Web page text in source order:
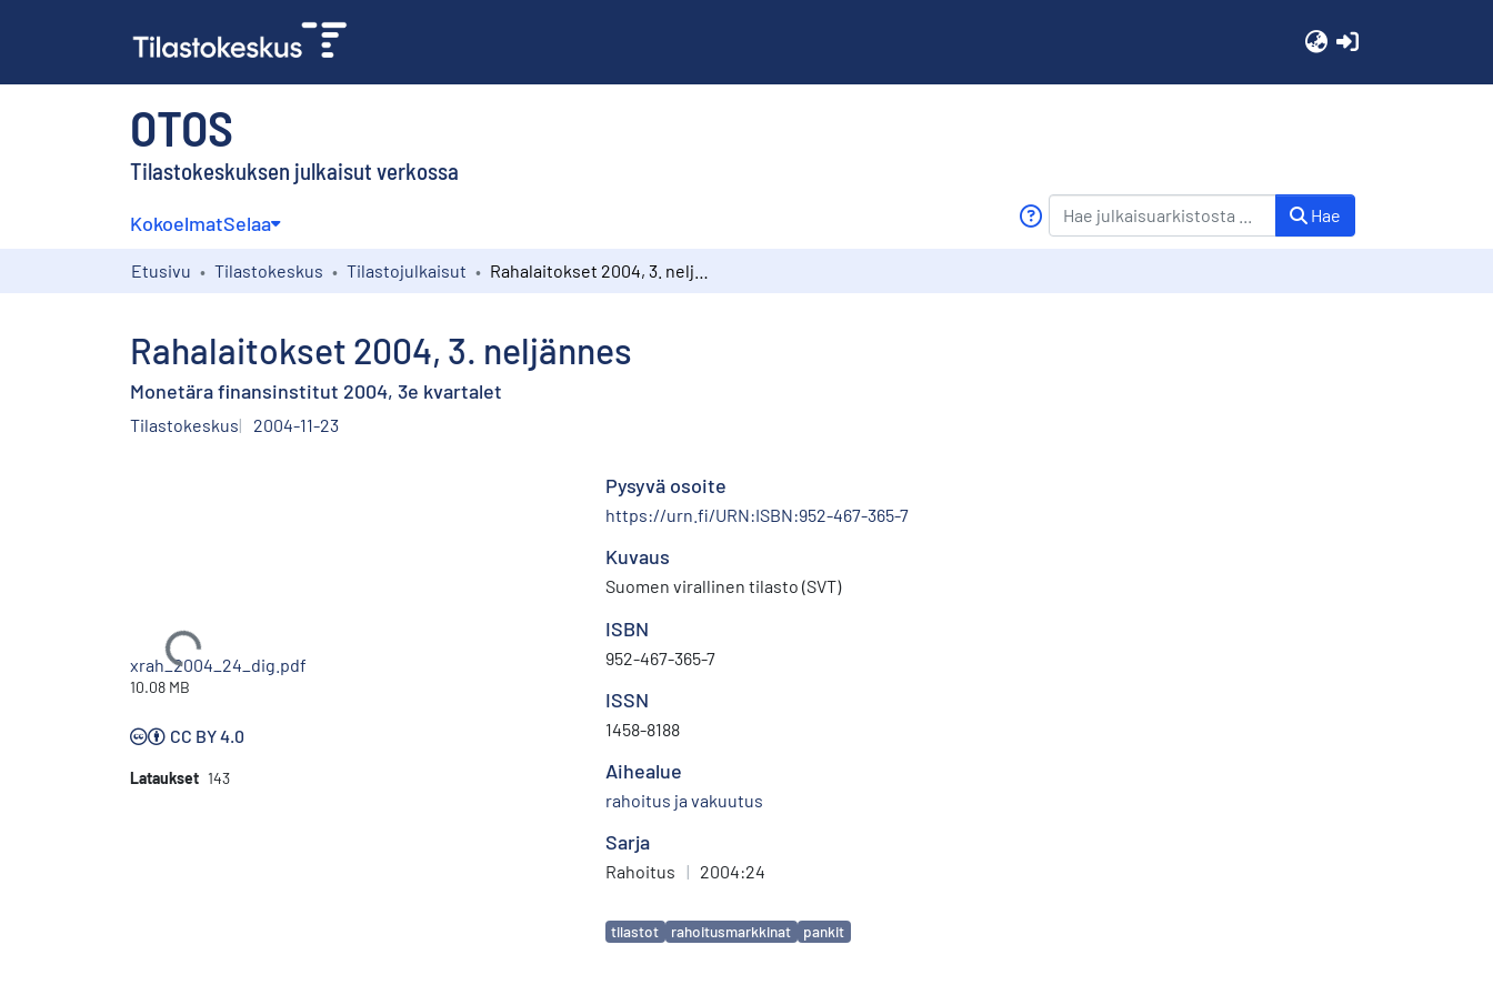
OTOS
Tilastokeskuksen julkaisut verkossa
KokoelmatSelaa Hae
Etusivu Tilastokeskus Tilastojulkaisut
Rahalaitokset 2004, 3. neljännes
Monetära finansinstitut 2004, 3e kvartalet
Tilastokeskus 2004-11-23
Ladataan...
xrah_2004_24_dig.pdf
10.08 MB
CC BY 4.0
Lataukset 143
Pysyvä osoite
https://urn.fi/URN:ISBN:952-467-365-7
Kuvaus
Suomen virallinen tilasto (SVT)
ISBN
952-467-365-7
ISSN
1458-8188
Aihealue
rahoitus ja vakuutus
Sarja
Rahoitus | 2004:24
Avainsanat
tilastot rahoitusmarkkinat pankit